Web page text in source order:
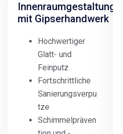
Innenraumgestaltung
mit Gipserhandwerk
Hochwertiger
Glatt- und
Feinputz
Fortschrittliche
Sanierungsverpu
tze
Schimmelpräven